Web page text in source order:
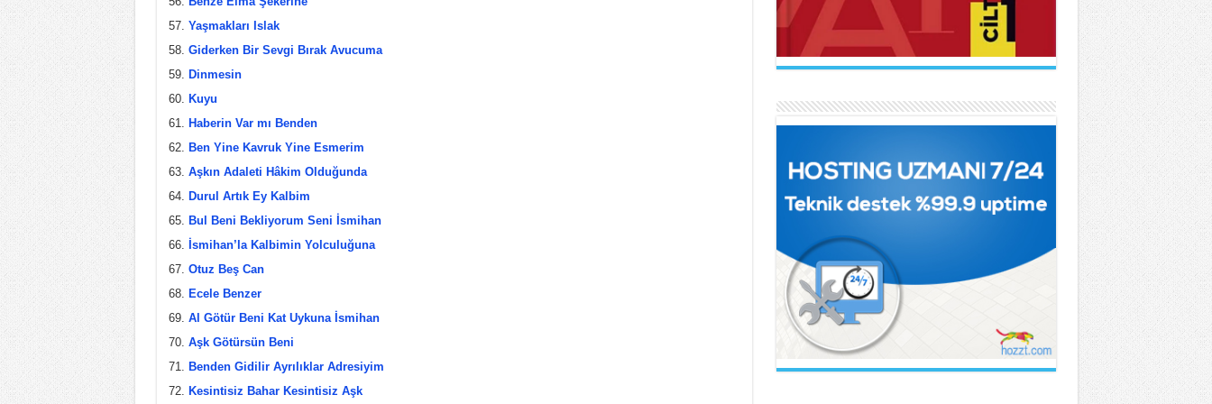
Yaşmakları Islak
Giderken Bir Sevgi Bırak Avucuma
Dinmesin
Kuyu
Haberin Var mı Benden
Ben Yine Kavruk Yine Esmerim
Aşkın Adaleti Hâkim Olduğunda
Durul Artık Ey Kalbim
Bul Beni Bekliyorum Seni İsmihan
İsmihan’la Kalbimin Yolculuğuna
Otuz Beş Can
Ecele Benzer
Al Götür Beni Kat Uykuna İsmihan
Aşk Götürsün Beni
Benden Gidilir Ayrılıklar Adresiyim
Kesintisiz Bahar Kesintisiz Aşk
FATMA CAMCI
El Fatiha...
Sevda Rale Armağan
Ne Çok Parçalanmıştık Oysa...
İlknur İşcan Kaya
Gelince...
ABDÜLHAK HAMİD TARHAN
Makber...
ARİF NİHAT ASYA
Naat...
BEHÇET NECATİGİL
Solgun Bir Gül Dokununca...